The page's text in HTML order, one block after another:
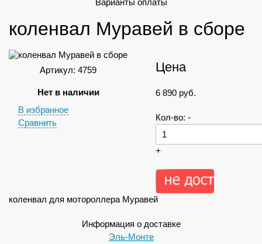
Варианты оплаты
коленвал Муравей в сборе
Артикул: 4759
Нет в наличии
В избранное
Сравнить
Цена
6 890 руб.
Кол-во: -
+
коленвал для мотороллера Муравей
Информация о доставке
Эль-Монте